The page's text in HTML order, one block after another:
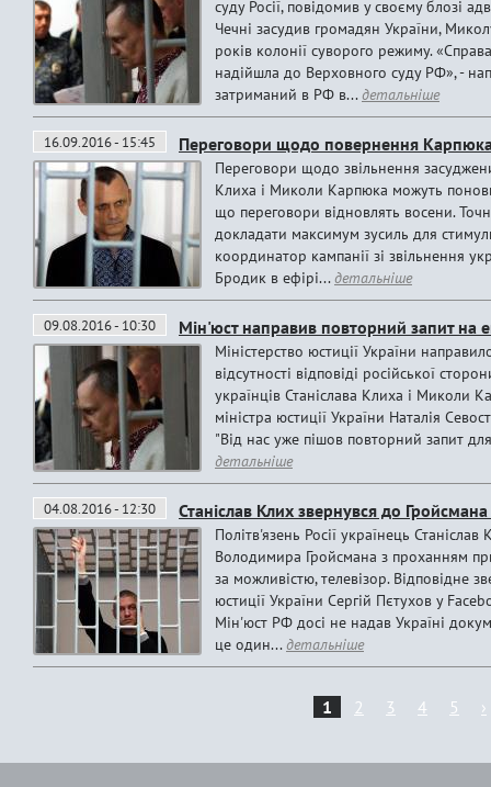
суду Росії, повідомив у своєму блозі
Чечні засудив громадян України,
років колонії суворого режиму.
надійшла до Верховного суду РФ», -
затриманий в РФ в...детальніше
16.09.2016 - 15:45 Переговори щодо повернення
Переговори щодо звільнення
Клиха і Миколи Карпюка можуть
що переговори відновлять восени.
докладати максимум зусиль для
координатор кампанії зі звільнення
Бродик в ефірі...детальніше
09.08.2016 - 10:30 Мін'юст направив повторний запит на
Міністерство юстиції України
відсутності відповіді російської
українців Станіслава Клиха і Миколи
міністра юстиції України Наталія
"Від нас уже пішов повторний запит
детальніше
04.08.2016 - 12:30 Станіслав Клих звернувся до
Політв'язень Росії українець
Володимира Гройсмана з проханням
за можливістю, телевізор. Відповідне
юстиції України Сергій Пєтухов у
Мін'юст РФ досі не надав Україні
це один...детальніше
1 2 3 4 5 ›